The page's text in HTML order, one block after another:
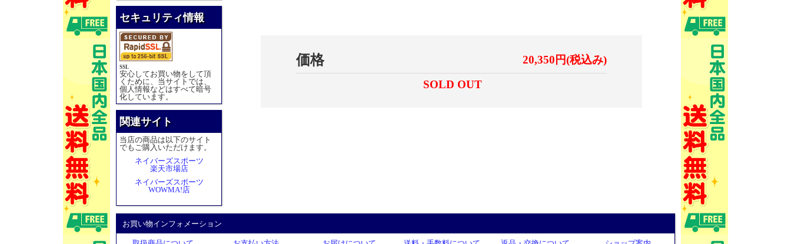
セキュリティ情報
SSL
安心してお買い物をして頂
くために、当サイトでは、
個人情報などはすべて暗号
化しています。
関連サイト
当店の商品は以下のサイト
でもご購入いただけます。
ネイバーズスポーツ
楽天市場店
ネイバーズスポーツ
WOWMA!店
価格
20,350円(税込み)
SOLD OUT
お買い物インフォメーション